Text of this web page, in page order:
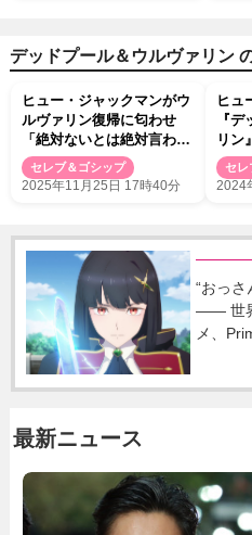
デッドプール＆ウルヴァリン
ヒュー・ジャックマンがウ
ルヴァリン復帰に匂わせ
「絶対ないとは絶対言わな
い」
セレブ＆ゴシップ
2025年11月25日 17時40分
ヒュ
『
リン
乗り
セレ
2024
“おっさ
―― 世
メ、
最新ニュース